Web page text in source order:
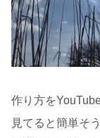
作り方を
見てると簡単そ